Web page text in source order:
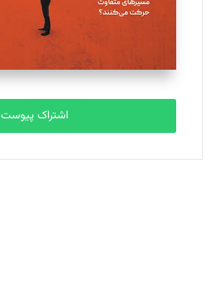
تحریریه
مصطفی مسجدی آرانی
تحریریه
بابک نقاش
تحریریه
اشتراک پیوست